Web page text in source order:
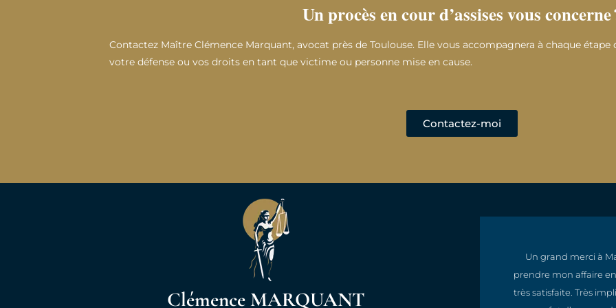
Un procès en cour d’assises vous concerne
Contactez Maître Clémence Marquant, avocat près de Toulouse. Elle vous accompagnera à chaque
votre défense ou vos droits en tant que victime ou personne mise en cause.
Contactez-moi
Clémence MARQUANT
Maître Marquant est très professionnelle, compréhensive, efficace
et rassurante. Une assistance de haute qualité et une réactivité
exemplaire. Satisfaction sur toute la ligne.
Un grand merci à
prendre mon affaire
très satisfaite. Très